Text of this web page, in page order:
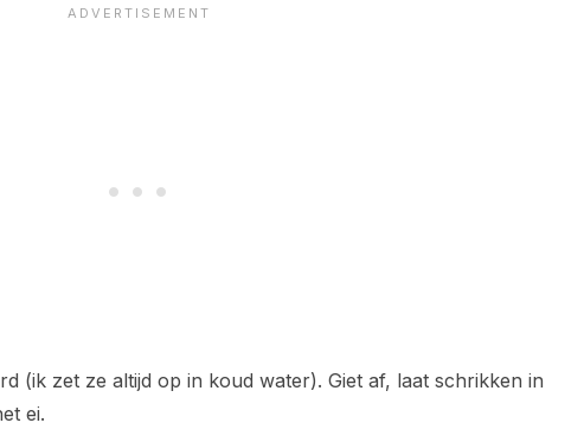
(ik zet ze altijd op in koud water). Giet af, laat schrikken in
ei.